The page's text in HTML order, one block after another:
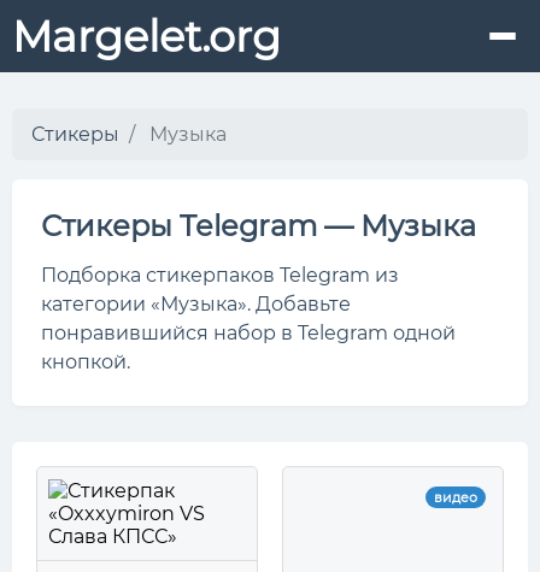
Margelet.org
Стикеры Музыка
Стикеры Telegram — Музыка
Подборка стикерпаков Telegram из
категории «Музыка». Добавьте
понравившийся набор в Telegram одной
кнопкой.
видео